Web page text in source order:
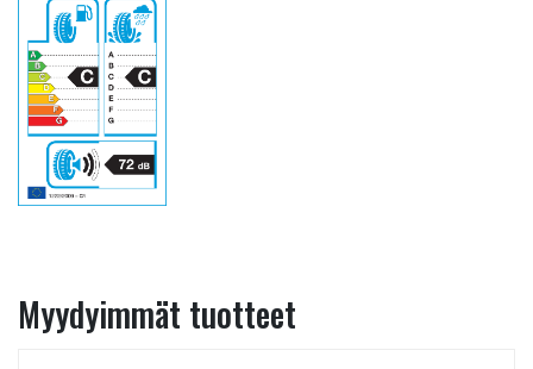
Myydyimmät tuotteet